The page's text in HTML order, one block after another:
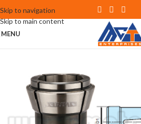
Skip to navigation
Skip to main content
MENU